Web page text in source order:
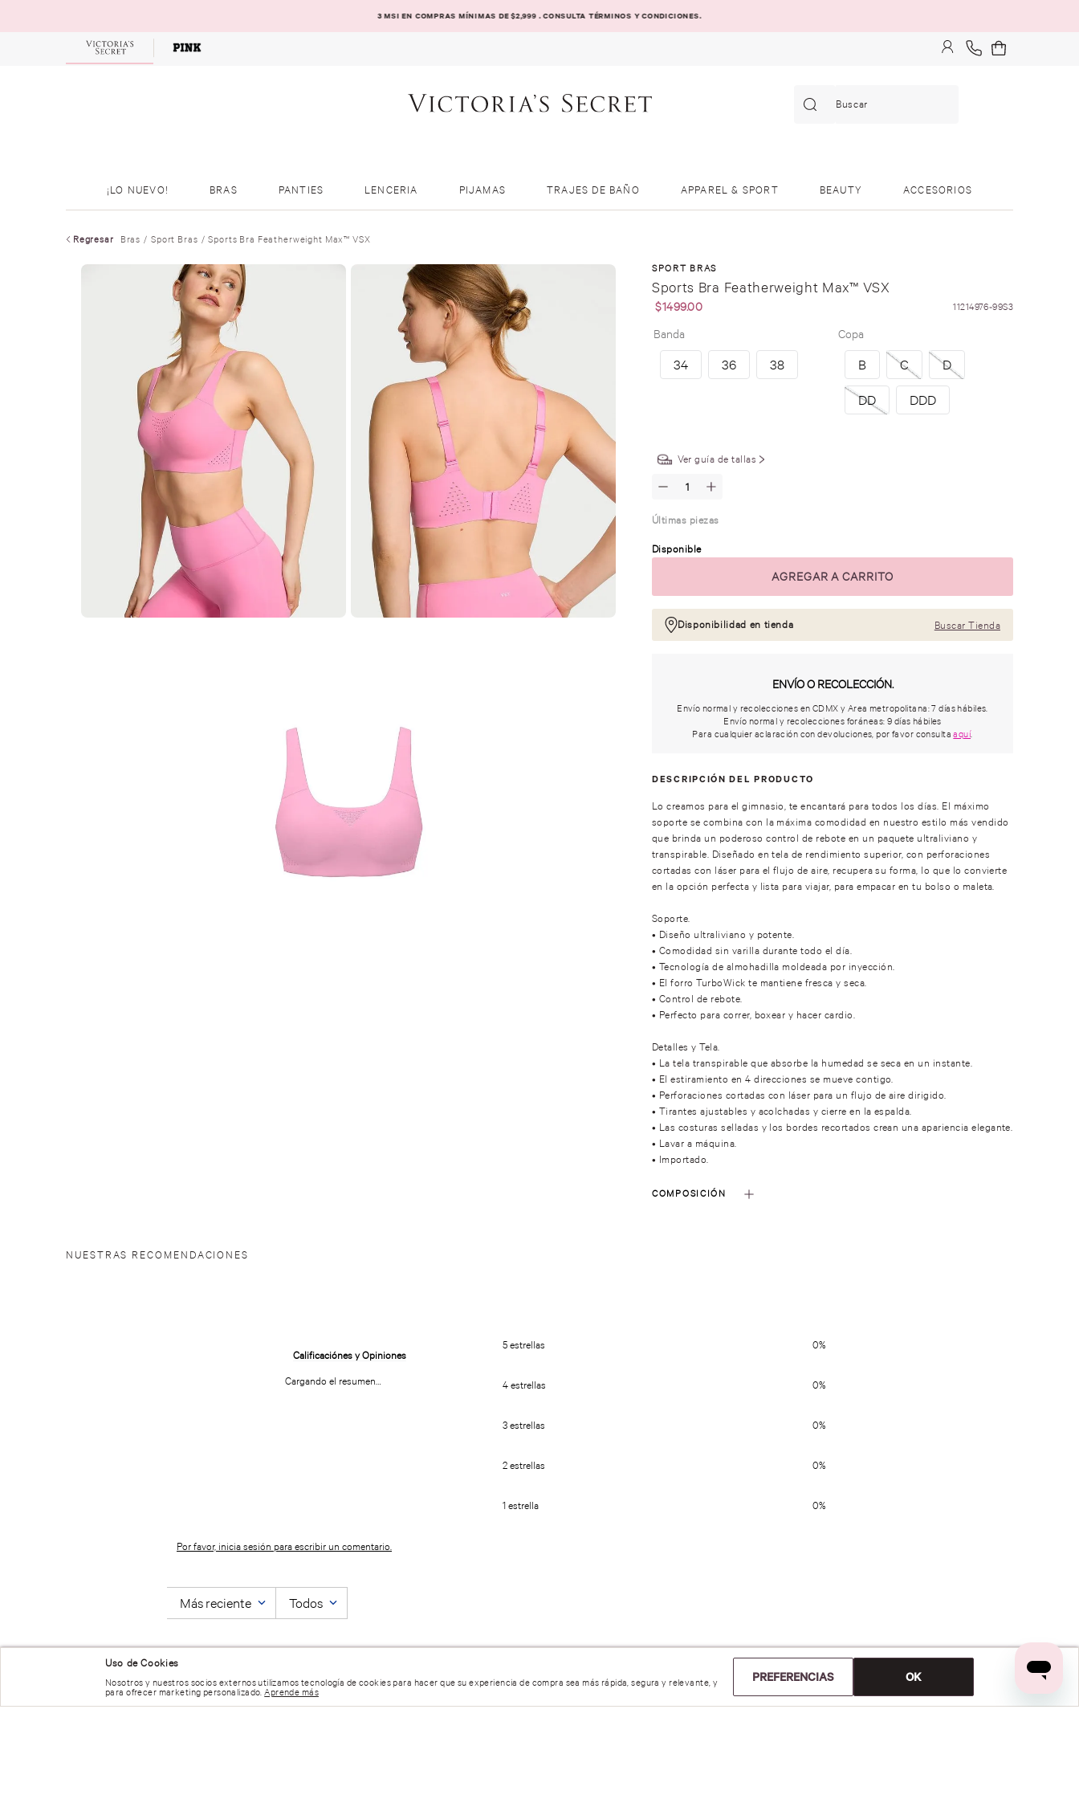
3 MSI EN COMPRAS MÍNIMAS DE $2,999 . CONSULTA TÉRMINOS Y CONDICIONES.
¡LO NUEVO! BRAS PANTIES LENCERIA PIJAMAS TRAJES DE BAÑO APPAREL & SPORT BEAUTY ACCESORIOS
Uso de Cookies
Nosotros y nuestros socios externos utilizamos tecnología de cookies para hacer que su experiencia de compra sea más rápida, segura y relevante, y
para ofrecer marketing personalizado. Aprende más
PREFERENCIAS OK
Regresar Bras Sport Bras Sports Bra Featherweight Max™ VSX
SPORT BRAS
Sports Bra Featherweight Max™ VSX
$1499.00 11214976-99S3
Copa
B C
D
DD
DDD
Banda
34 36 38
Ver guía de tallas
Últimas piezas
Disponible
Disponibilidad en tienda Buscar Tienda
ENVÍO O RECOLECCIÓN.
Envío normal y recolecciones en CDMX y Area metropolitana: 7 días hábiles.
Envío normal y recolecciones foráneas: 9 días hábiles
Para cualquier aclaración con devoluciones, por favor consultaaquí.
DESCRIPCIÓN DEL PRODUCTO
Lo creamos para el gimnasio, te encantará para todos los días. El máximo
soporte se combina con la máxima comodidad en nuestro estilo más vendido
que brinda un poderoso control de rebote en un paquete ultraliviano y
transpirable. Diseñado en tela de rendimiento superior, con perforaciones
cortadas con láser para el flujo de aire, recupera su forma, lo que lo convierte
en la opción perfecta y lista para viajar, para empacar en tu bolso o maleta.
Soporte.
• Diseño ultraliviano y potente.
• Comodidad sin varilla durante todo el día.
• Tecnología de almohadilla moldeada por inyección.
• El forro TurboWick te mantiene fresca y seca.
• Control de rebote.
• Perfecto para correr, boxear y hacer cardio.
Detalles y Tela.
• La tela transpirable que absorbe la humedad se seca en un instante.
• El estiramiento en 4 direcciones se mueve contigo.
• Perforaciones cortadas con láser para un flujo de aire dirigido.
• Tirantes ajustables y acolchadas y cierre en la espalda.
• Las costuras selladas y los bordes recortados crean una apariencia elegante.
• Lavar a máquina.
• Importado.
COMPOSICIÓN
NUESTRAS RECOMENDACIONES
Por favor, inicia sesión para escribir un comentario.